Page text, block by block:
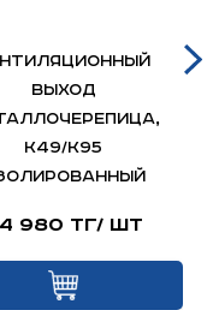
выход
K49/К95
980 тг/ шт